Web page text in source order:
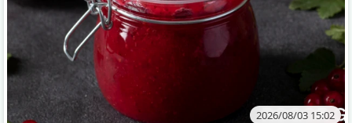
2026/08/03 15:02